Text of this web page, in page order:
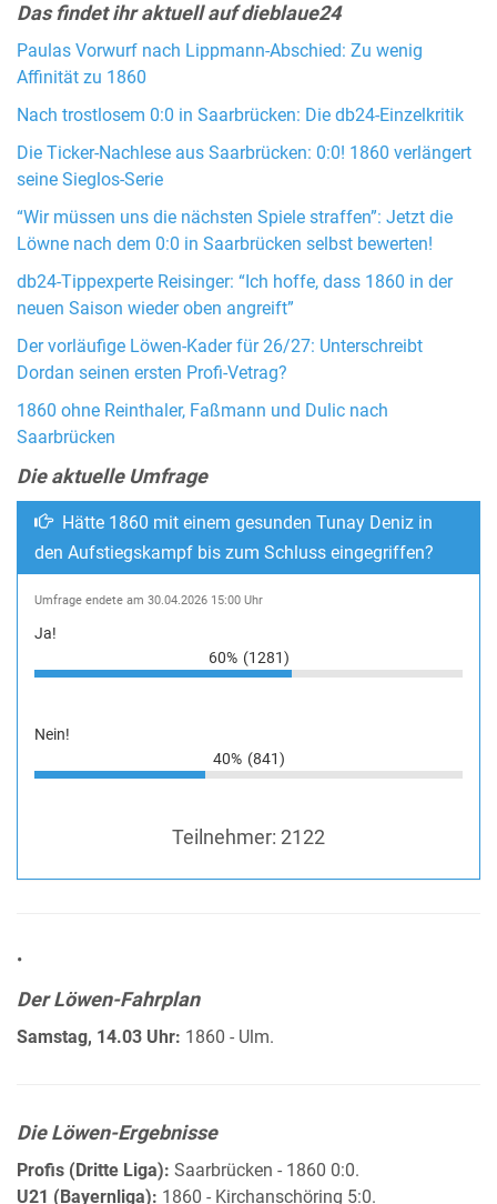
Das findet ihr aktuell auf dieblaue24
Paulas Vorwurf nach Lippmann-Abschied: Zu wenig
Affinität zu 1860
Nach trostlosem 0:0 in Saarbrücken: Die db24-Einzelkritik
Die Ticker-Nachlese aus Saarbrücken: 0:0! 1860 verlängert
seine Sieglos-Serie
“Wir müssen uns die nächsten Spiele straffen”: Jetzt die
Löwne nach dem 0:0 in Saarbrücken selbst bewerten!
db24-Tippexperte Reisinger: “Ich hoffe, dass 1860 in der
neuen Saison wieder oben angreift”
Der vorläufige Löwen-Kader für 26/27: Unterschreibt
Dordan seinen ersten Profi-Vetrag?
1860 ohne Reinthaler, Faßmann und Dulic nach
Saarbrücken
Die aktuelle Umfrage
Hätte 1860 mit einem gesunden Tunay Deniz in
den Aufstiegskampf bis zum Schluss eingegriffen?
Umfrage endete am 30.04.2026 15:00 Uhr
Ja!
60% (1281)
Nein!
40% (841)
Teilnehmer: 2122
•
Der Löwen-Fahrplan
Samstag, 14.03 Uhr: 1860 - Ulm.
Die Löwen-Ergebnisse
Profis (Dritte Liga): Saarbrücken - 1860 0:0.
U21 (Bayernliga): 1860 - Kirchanschöring 5:0.